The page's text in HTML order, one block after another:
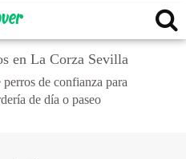
en La Corza Sevilla
de confianza para
de día o paseo